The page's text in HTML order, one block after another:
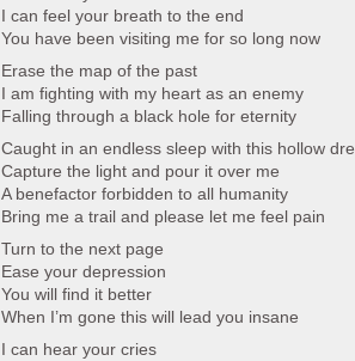
I can feel your breath to the end
You have been visiting me for so long now
Erase the map of the past
I am fighting with my heart as an enemy
Falling through a black hole for eternity
Caught in an endless sleep with this hollow
Capture the light and pour it over me
A benefactor forbidden to all humanity
Bring me a trail and please let me feel pain
Turn to the next page
Ease your depression
You will find it better
When I’m gone this will lead you insane
I can hear your cries